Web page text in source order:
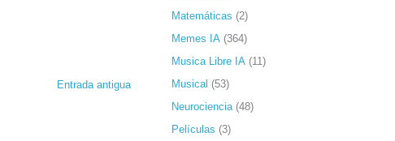
Entrada antigua
Matemáticas (2)
Memes IA (364)
Musica Libre IA (11)
Musical (53)
Neurociencia (48)
Películas (3)